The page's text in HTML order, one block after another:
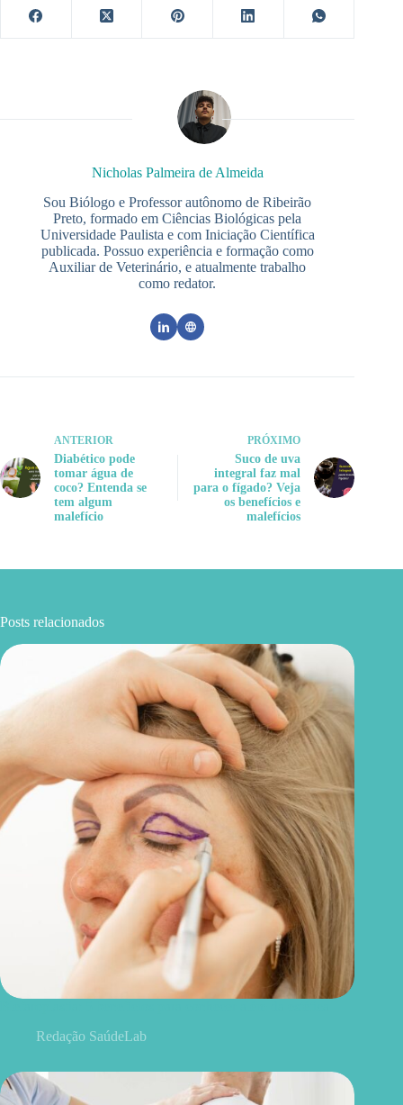
Nicholas Palmeira de Almeida
Sou Biólogo e Professor autônomo de Ribeirão
Preto, formado em Ciências Biológicas pela
Universidade Paulista e com Iniciação Científica
publicada. Possuo experiência e formação como
Auxiliar de Veterinário, e atualmente trabalho
como redator.
ANTERIOR
Diabético pode
tomar água de
coco? Entenda se
tem algum
malefício
PRÓXIMO
Suco de uva
integral faz mal
para o fígado? Veja
os benefícios e
malefícios
Posts relacionados
Redação SaúdeLab